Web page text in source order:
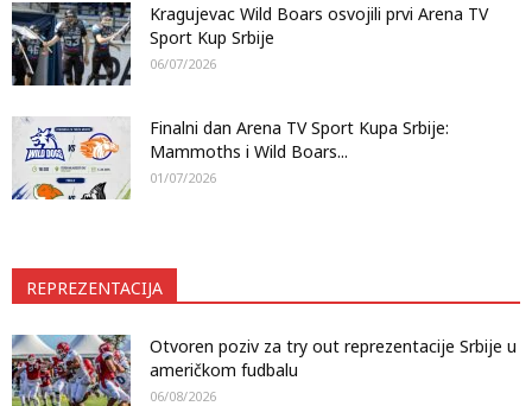
Kragujevac Wild Boars osvojili prvi Arena TV
Sport Kup Srbije
06/07/2026
Finalni dan Arena TV Sport Kupa Srbije:
Mammoths i Wild Boars...
01/07/2026
REPREZENTACIJA
Otvoren poziv za try out reprezentacije Srbije u
američkom fudbalu
06/08/2026